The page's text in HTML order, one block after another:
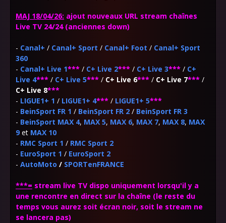
MAJ 18/04/26: ajout nouveaux URL stream chaînes
Live TV 24/24 (anciennes down)
- Canal+ / Canal+ Sport / Canal+ Foot / Canal+ Sport
360
- Canal+ Live 1*** / C+ Live 2*** / C+ Live 3*** / C+
Live 4*** / C+ Live 5*** / C+ Live 6*** / C+ Live 7*** /
C+ Live 8***
- LIGUE1+ 1 / LIGUE1+ 4*** / LIGUE1+ 5***
- BeinSport FR 1 / BeinSport FR 2 / BeinSport FR 3
- BeinSport MAX 4, MAX 5, MAX 6, MAX 7, MAX 8, MAX
9 et MAX 10
- RMC Sport 1 / RMC Sport 2
- EuroSport 1 / EuroSport 2
- AutoMoto / SPORTenFRANCE
***= stream live TV dispo uniquement lorsqu'il y a
une rencontre en direct sur la chaîne (le reste du
temps vous aurez soit écran noir, soit le stream ne
se lancera pas)